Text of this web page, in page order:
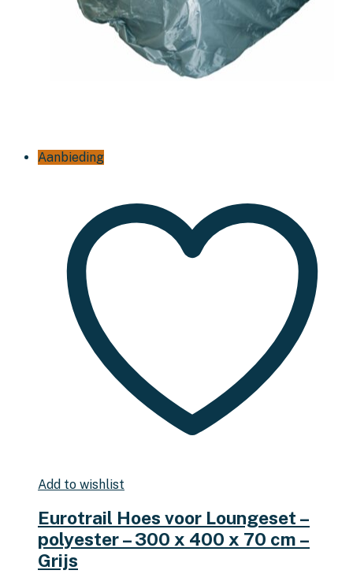
Aanbieding
Add to wishlist
Eurotrail Hoes voor Loungeset –
polyester – 300 x 400 x 70 cm –
Grijs